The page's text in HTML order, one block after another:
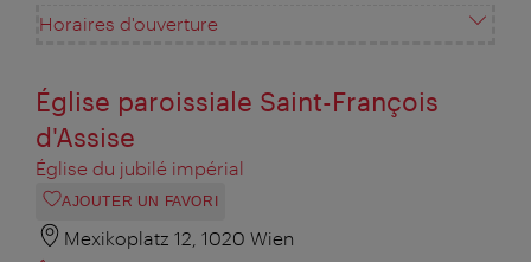
Horaires d'ouverture
Église paroissiale Saint-François
d'Assise
Église du jubilé impérial
AJOUTER UN FAVORI
Mexikoplatz 12, 1020 Wien